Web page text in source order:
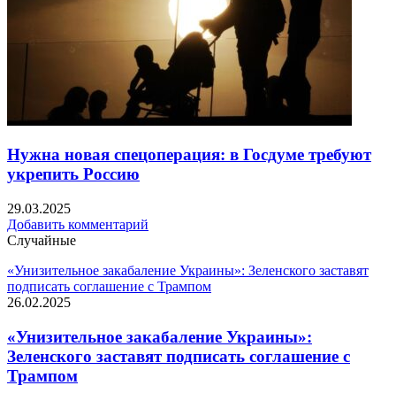
Нужна новая спецоперация: в Госдуме требуют
укрепить Россию
29.03.2025
Добавить комментарий
Случайные
«Унизительное закабаление Украины»: Зеленского заставят
подписать соглашение с Трампом
26.02.2025
«Унизительное закабаление Украины»:
Зеленского заставят подписать соглашение с
Трампом